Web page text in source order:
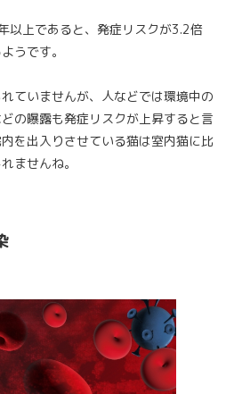
以上であると、発症リスクが3.2倍
うです。
ていませんが、人などでは環境中の
の曝露も発症リスクが上昇すると言
を出入りさせている猫は室内猫に比
ませんね。